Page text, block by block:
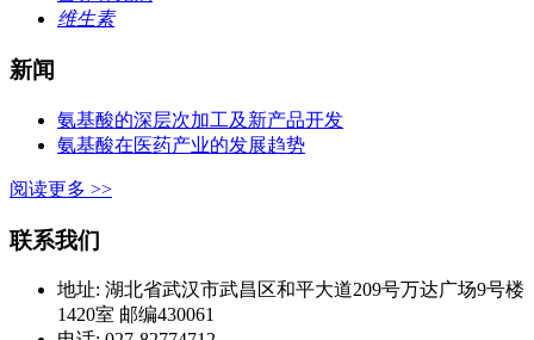
维生素
新闻
氨基酸的深层次加工及新产品开发
氨基酸在医药产业的发展趋势
阅读更多 >>
联系我们
地址: 湖北省武汉市武昌区和平大道209号万达广场9号楼
1420室 邮编430061